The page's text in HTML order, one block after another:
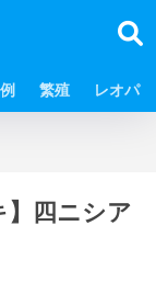
繁殖 レオパ
】四ニシア